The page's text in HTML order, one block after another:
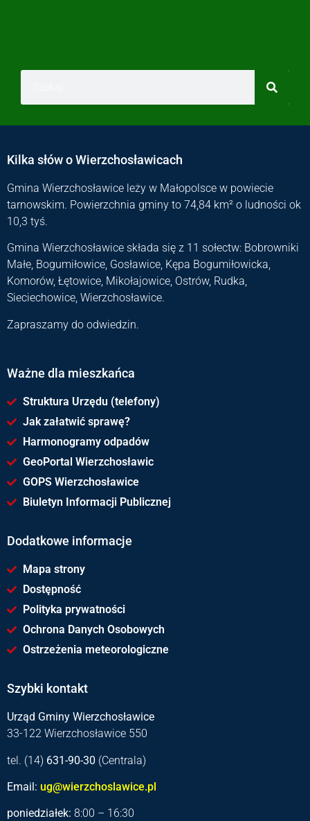
Kilka słów o Wierzchosławicach
Gmina Wierzchosławice leży w Małopolsce w powiecie
tarnowskim. Powierzchnia gminy to 74,84 km² o ludności ok
10,3 tyś.
Gmina Wierzchosławice składa się z 11 sołectw: Bobrowniki
Małe, Bogumiłowice, Gosławice, Kępa Bogumiłowicka,
Komorów, Łętowice, Mikołajowice, Ostrów, Rudka,
Sieciechowice, Wierzchosławice.
Zapraszamy do odwiedzin.
Ważne dla mieszkańca
Struktura Urzędu (telefony)
Jak załatwić sprawę?
Harmonogramy odpadów
GeoPortal Wierzchosławic
GOPS Wierzchosławice
Biuletyn Informacji Publicznej
Dodatkowe informacje
Mapa strony
Dostępność
Polityka prywatności
Ochrona Danych Osobowych
Ostrzeżenia meteorologiczne
Szybki kontakt
Urząd Gminy Wierzchosławice
33-122 Wierzchosławice 550
tel. (14) 631-90-30 (Centrala)
Email: ug@wierzchoslawice.pl
poniedziałek: 8:00 – 16:30